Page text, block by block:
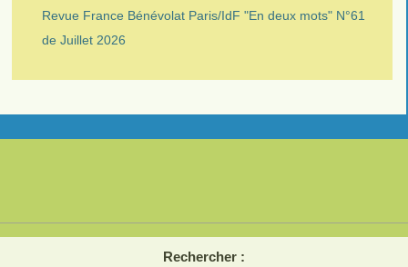
Revue France Bénévolat Paris/IdF "En deux mots" N°61
de Juillet 2026
Rechercher :